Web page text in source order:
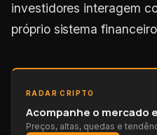
investidores interagem
próprio sistema
RADAR CRIPTO
Acompanhe o mercado
Preços, altas, quedas e